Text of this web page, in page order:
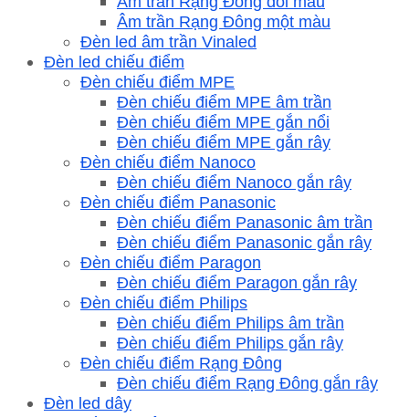
Âm trần Rạng Đông một màu
Đèn led âm trần Vinaled
Đèn led chiếu điểm
Đèn chiếu điểm MPE
Đèn chiếu điểm MPE âm trần
Đèn chiếu điểm MPE gắn nổi
Đèn chiếu điểm MPE gắn rây
Đèn chiếu điểm Nanoco
Đèn chiếu điểm Nanoco gắn rây
Đèn chiếu điểm Panasonic
Đèn chiếu điểm Panasonic âm trần
Đèn chiếu điểm Panasonic gắn rây
Đèn chiếu điểm Paragon
Đèn chiếu điểm Paragon gắn rây
Đèn chiếu điểm Philips
Đèn chiếu điểm Philips âm trần
Đèn chiếu điểm Philips gắn rây
Đèn chiếu điểm Rạng Đông
Đèn chiếu điểm Rạng Đông gắn rây
Đèn led dây